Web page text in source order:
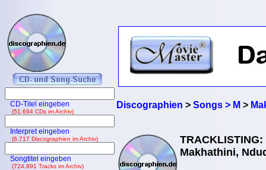
Discographien > Songs > M >
TRACKLISTING:
Makhathini,
CD-Titel eingeben
(51.694 CDs im Archiv)
Interpret eingeben
(6.717 Discographien im Archiv)
Songtitel eingeben
(724.891 Tracks im Archiv)